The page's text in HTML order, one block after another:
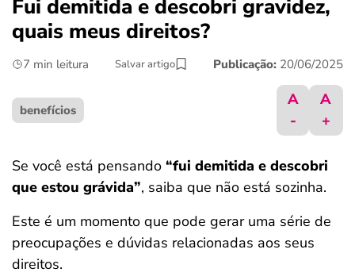
finanças
benefícios
crédito fácil
ferramentas
Fui demitida e descobri gravidez,
quais meus direitos?
7 min leitura Salvar artigo Publicação: 20/06/2025
benefícios
A
-
A
+
Se você está pensando “fui demitida e descobri
que estou grávida”, saiba que não está sozinha.
Este é um momento que pode gerar uma série de
preocupações e dúvidas relacionadas aos seus
direitos.